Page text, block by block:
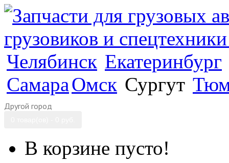
Челябинск Екатеринбург
СамараОмск Сургут
Другой город
В корзине пусто!